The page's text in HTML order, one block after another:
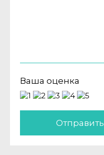
Ваша оценка
Отправить